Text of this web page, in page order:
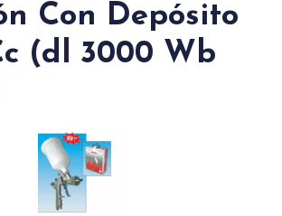
Con Depósito
(dl 3000 Wb